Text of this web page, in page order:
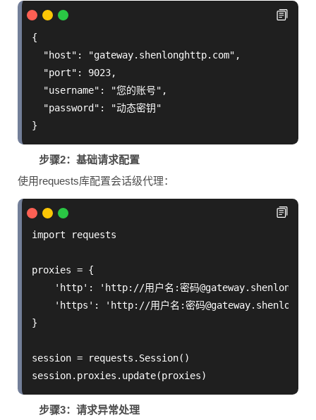
{
  "host": "gateway.shenlonghttp.com",
  "port": 9023,
  "username": "您的账号",
  "password": "动态密钥"
步骤2：基础请求配置
使用requests库配置会话级代理：
import requests
proxies = {
'http': 'http://用户名:密码
'https': 'http://用户名:密码
}
session = requests.Session()
步骤3：请求异常处理